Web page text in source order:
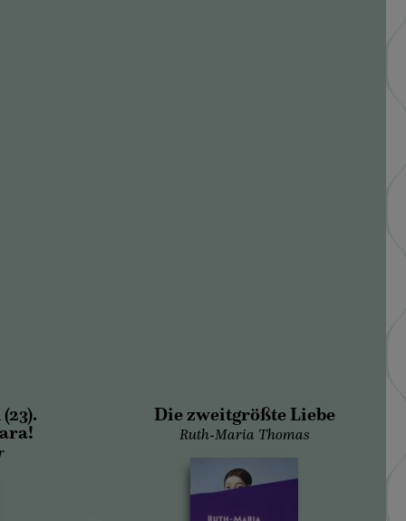
Die zweitgrößte Liebe
Ruth-Maria Thomas